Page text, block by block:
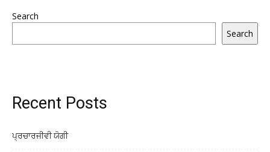
Search
Search
Recent Posts
ਪ੍ਰਚਾਰਜੀਵੀ ਯੋਗੀ